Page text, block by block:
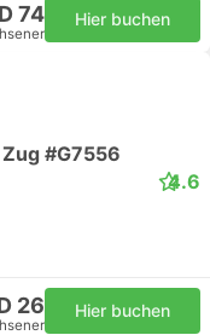
74 Hier buchen
#G7556
4.6
26 Hier buchen